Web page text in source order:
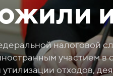
налоговой
участием
отходов,